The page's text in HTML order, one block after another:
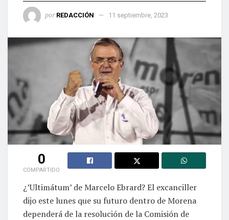
por REDACCIÓN 11 septiembre, 2023
0
COMPARTIDO
¿’Ultimátum’ de Marcelo Ebrard? El excanciller
dijo este lunes que su futuro dentro de Morena
dependerá de la resolución de la Comisión de